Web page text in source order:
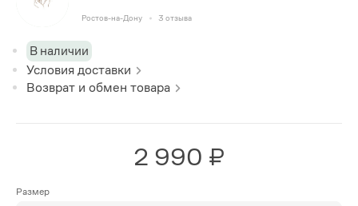
Ростов-на-Дону 3 отзыва
В наличии
Условия доставки
Возврат и обмен товара
2 990 ₽
Размер